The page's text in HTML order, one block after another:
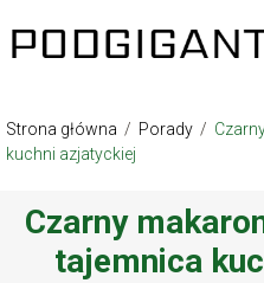
Strona główna / Porady /
kuchni azjatyckiej
Czarny
tajemnica